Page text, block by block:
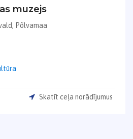
muzejs
Põlvamaa
Skatīt ceļa norādījumus